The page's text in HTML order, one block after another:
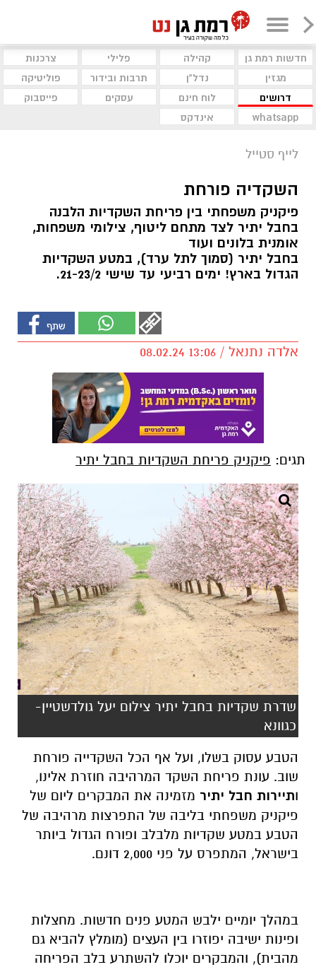
חדשות רמת גן קהילה פלילי
צרכנות
מגזין
נדל"ן תרבות ובידור
פוליטיקה
דרושים
לוח חינם עסקים
פייסבוק
whatsapp
אינדקס
לייף סטייל
השקדיה פורחת
פיקניק משפחתי בין פריחת השקדיות הלבנה
בחבל יתיר לצד מתחם ליטוף, צילומי משפחות,
אומנית בלונים ועוד
בחבל יתיר (סמוך לתל ערד), במטע השקדיות
הגדול בארץ! ימים רביעי עד שישי 21-23/2.
אלדה נתנאל / 13:06 08.02.24
תגים: פיקניק פריחת השקדיות בחבל יתיר
שדרת שקדיות בחבל יתיר צילום יעל גולדשטיין-
כגוונא
הטבע עסוק בשלו, ועל אף הכל השקדייה פורחת
שוב. עונת פריחת השקד המרהיבה חוזרת אלינו,
ותיירות חבל יתיר מזמינה את המבקרים ליום של
פיקניק משפחתי בליבה של התפרצות מרהיבה של
הטבע במטע שקדיות מלבלב ופורח הגדול ביותר
בישראל, המתפרס על פני 2,000 דונם.
במהלך יומיים ילבש המטע פנים חדשות. מחצלות
ופינות ישיבה יפוזרו בין העצים (מומלץ להביא גם
מהבית), והמבקרים יוכלו להשתרע בלב הפריחה